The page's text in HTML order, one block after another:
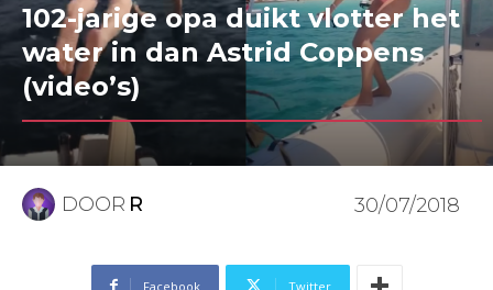
102-jarige opa duikt vlotter het
water in dan Astrid Coppens
(video’s)
DOOR R 30/07/2018
Facebook Twitter